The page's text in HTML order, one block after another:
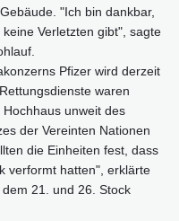
"Ich bin dankbar,
Verletzten gibt", sagte
Pfizer wird derzeit
waren
unweit des
der Vereinten Nationen
die Einheiten fest, dass
verformt hatten", erklärte
21. und 26. Stock